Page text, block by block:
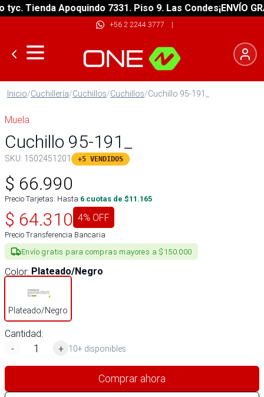
Tienda Apoquindo 7331. Piso 9. Las Condes¡ENVÍO
+56 2 2244 3777 |
Inicio/Cuchillería/Cuchillos/Cuchillos/Cuchillo 95-191_
Muela
Cuchillo 95-191_
SKU: 1502451201 +5 VENDIDOS
$ 66.990
Precio Tarjetas: Hasta 6 cuotas de $11.165
$ 64.310 4% OFF
Precio Transferencia Bancaria
Envío gratis para compras mayores a $150.000
Color: Plateado/Negro
Plateado/Negro
Cantidad:
-
+ 10+ disponibles
Comprar ahora